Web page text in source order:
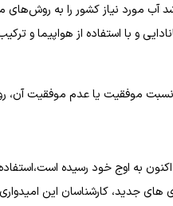
شد آب مورد نیاز کشور را به
۱۳۵۷، با همکاری یک‌شرکت کانادایی و با
نسبت موفقیت یا عدم موفقیت
اوج خود رسیده است،استفاده از
های جدید، کارشناسان این